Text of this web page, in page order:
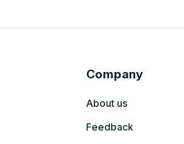
Company
About us
Feedback